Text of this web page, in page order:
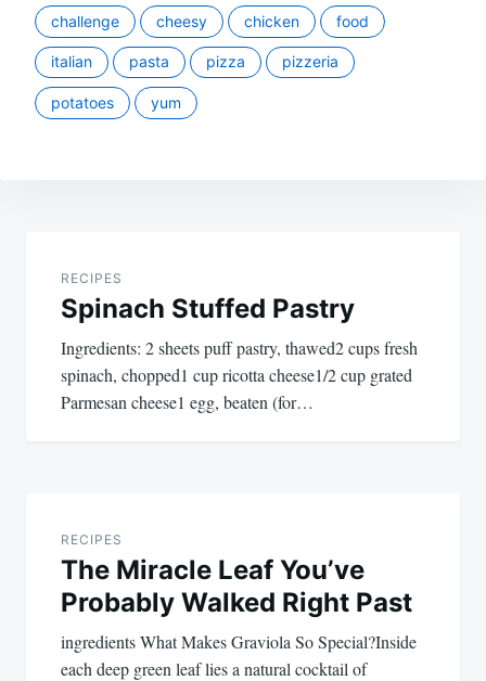
challenge cheesy chicken food
italian pasta pizza pizzeria
potatoes yum
navigation
RECIPES
Spinach Stuffed Pastry
Ingredients: 2 sheets puff pastry, thawed2 cups fresh
spinach, chopped1 cup ricotta cheese1/2 cup grated
Parmesan cheese1 egg, beaten (for…
RECIPES
The Miracle Leaf You’ve
Probably Walked Right Past
ingredients What Makes Graviola So Special?Inside
each deep green leaf lies a natural cocktail of